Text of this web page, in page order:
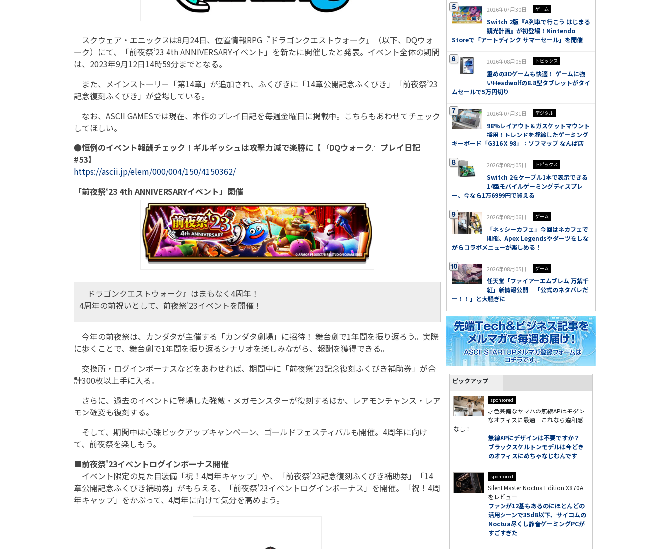
スクウェア・エニックスは8月24日、位置情報RPG『ドラゴンクエストウォーク』（以下、DQウォ
ーク）にて、「前夜祭‘23 4th ANNIVERSARYイベント」を新たに開催したと発表。イベント全体の期間
は、2023年9月12日14時59分までとなる。
また、メインストーリー「第14章」が追加され、ふくびきに「14章公開記念ふくびき」「前夜祭’23
記念復刻ふくびき」が登場している。
なお、ASCII GAMESでは現在、本作のプレイ日記を毎週金曜日に掲載中。こちらもあわせてチェック
してほしい。
●恒例のイベント報酬チェック！ギルギッシュは攻撃力減で楽勝に【『DQウォーク』プレイ日記
#53】
https://ascii.jp/elem/000/004/150/4150362/
「前夜祭‘23 4th ANNIVERSARYイベント」開催
『ドラゴンクエストウォーク』はまもなく4周年！
4周年の前祝いとして、前夜祭'23イベントを開催！
今年の前夜祭は、カンダタが主催する「カンダタ劇場」に招待！ 舞台劇で1年間を振り返ろう。実際
に歩くことで、舞台劇で1年間を振り返るシナリオを楽しみながら、報酬を獲得できる。
交換所・ログインボーナスなどをあわせれば、期間中に「前夜祭‘23記念復刻ふくびき補助券」が合
計300枚以上手に入る。
さらに、過去のイベントに登場した強敵・メガモンスターが復刻するほか、レアモンチャンス・レア
モン確変も復刻する。
そして、期間中は心珠ピックアップキャンペーン、ゴールドフェスティバルも開催。4周年に向け
て、前夜祭を楽しもう。
■前夜祭'23イベントログインボーナス開催
イベント限定の見た目装備「祝！4周年キャップ」や、「前夜祭'23記念復刻ふくびき補助券」「14
章公開記念ふくびき補助券」がもらえる、「前夜祭'23イベントログインボーナス」を開催。「祝！4周
年キャップ」をかぶって、4周年に向けて気分を高めよう。
2026年07月30日 ゲーム
Switch 2版『A列車で行こう はじまる
観光計画』が初登場！Nintendo
Storeで「アートディンク サマーセール」を開催
2026年08月05日 トピックス
重めの3Dゲームも快適！ ゲームに強
いHeadwolfの8.8型タブレットがタイ
ムセールで5万円切り
2026年07月31日 デジタル
98%レイアウト＆ガスケットマウント
採用！トレンドを凝縮したゲーミング
キーボード「G316 X 98」：ソフマップ なんば店
2026年08月05日 トピックス
Switch 2をケーブル1本で表示できる
14型モバイルゲーミングディスプレ
ー、今なら1万6999円で買える
2026年08月06日 ゲーム
「ネッシーカフェ」今回はネカフェで
開催、Apex Legendsやダーツをしな
がらコラボメニューが楽しめる！
2026年08月05日 ゲーム
任天堂「ファイアーエムブレム 万紫千
紅」新情報公開 「公式のネタバレだ
ー！！」と大騒ぎに
ピックアップ
sponsored
才色兼備なヤマハの無線APはモダン
なオフィスに最適 これなら違和感
なし！
無線APにデザインは不要ですか？
ブラックスケルトンモデルは今どき
のオフィスにめちゃなじむんです
sponsored
Silent Master Noctua Edition X870A
をレビュー
ファンが12基もあるのにほとんどの
活用シーンで35dB以下、サイコムの
Noctua尽くし静音ゲーミングPCが
すごすぎた